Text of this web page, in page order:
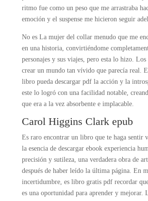
ritmo fue como un peso que me arrastraba
emoción y el suspense me hicieron seguir
No es La mujer del collar menudo que me
en una historia, convirtiéndome
personajes y sus viajes, pero esta lo hizo. Los
crear un mundo tan vívido que parecía real.
libro pueda descargar pdf la acción y la
este lo logró con una facilidad notable,
que era a la vez absorbente e implacable.
Carol Higgins Clark epub
Es raro encontrar un libro que te haga sentir
la esencia de descargar ebook experiencia
precisión y sutileza, una verdadera obra de
después de haber leído la última página. En
incertidumbre, es libro gratis pdf recordar
es una oportunidad para aprender y mejorar.